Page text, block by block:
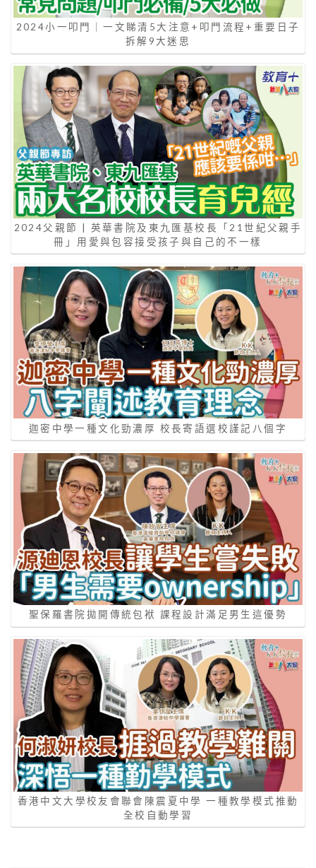
2024小一叩門｜一文睇清5大注意+叩門流程+重要日子
拆解9大迷思
2024父親節 | 英華書院及東九匯基校長「21世紀父親手
冊」用愛與包容接受孩子與自己的不一樣
迦密中學一種文化勁濃厚 校長寄語選校謹記八個字
聖保羅書院拋開傳統包袱 課程設計滿足男生這優勢
香港中文大學校友會聯會陳震夏中學 一種教學模式推動
全校自動學習